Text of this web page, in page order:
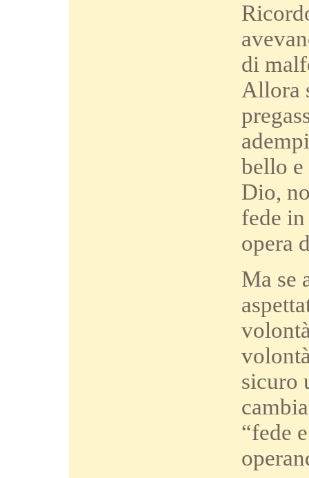
di
Allora
bello
Dio,
fede
opera
Ma se
sicuro
“fede